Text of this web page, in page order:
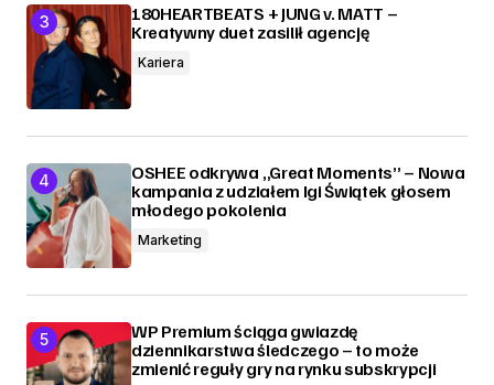
180HEARTBEATS + JUNG v. MATT –
Kreatywny duet zasilił agencję
Kariera
OSHEE odkrywa „Great Moments” – Nowa
kampania z udziałem Igi Świątek głosem
młodego pokolenia
Marketing
WP Premium ściąga gwiazdę
dziennikarstwa śledczego – to może
zmienić reguły gry na rynku subskrypcji